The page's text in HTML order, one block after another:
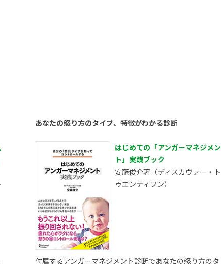
あなたの怒り方のタイプ、特徴がわかる診断
はじめての「アンガーマネジメン
ト」実践ブック
安藤俊介著（ディスカヴァー・ト
ゥエンティワン）
付属するアンガーマネジメント診断であなたの怒り方のタ